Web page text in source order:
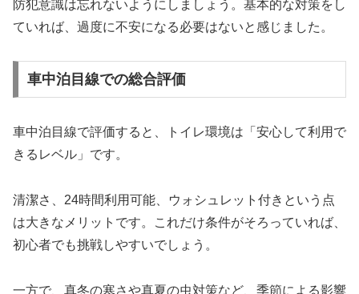
防犯意識は忘れないようにしましょう。基本的な対策をし
ていれば、過度に不安になる必要はないと感じました。
車中泊目線での総合評価
車中泊目線で評価すると、トイレ環境は「安心して利用で
きるレベル」です。
清潔さ、24時間利用可能、ウォシュレット付きという点
は大きなメリットです。これだけ条件がそろっていれば、
初心者でも挑戦しやすいでしょう。
一方で、真冬の寒さや真夏の虫対策など、季節による影響